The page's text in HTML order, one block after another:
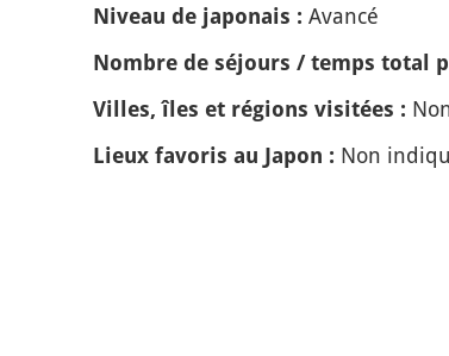
Niveau de japonais : Avancé
Nombre de séjours / temps total
Villes, îles et régions visitées :
Lieux favoris au Japon : Non